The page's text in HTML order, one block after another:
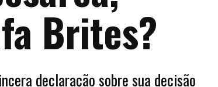
Brites?
declaração sobre sua decisão